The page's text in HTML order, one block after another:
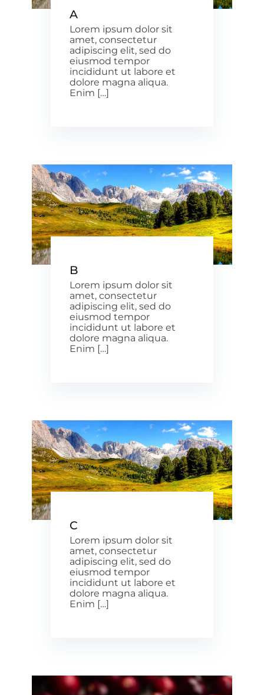
A
Lorem ipsum dolor sit
amet, consectetur
adipiscing elit, sed do
eiusmod tempor
incididunt ut labore et
dolore magna aliqua.
Enim […]
B
Lorem ipsum dolor sit
amet, consectetur
adipiscing elit, sed do
eiusmod tempor
incididunt ut labore et
dolore magna aliqua.
Enim […]
C
Lorem ipsum dolor sit
amet, consectetur
adipiscing elit, sed do
eiusmod tempor
incididunt ut labore et
dolore magna aliqua.
Enim […]